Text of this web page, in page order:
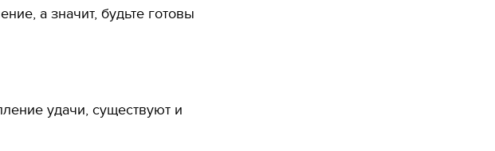
а значит, будьте готовы
удачи, существуют и